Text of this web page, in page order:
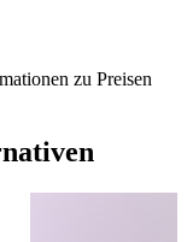
zu Preisen